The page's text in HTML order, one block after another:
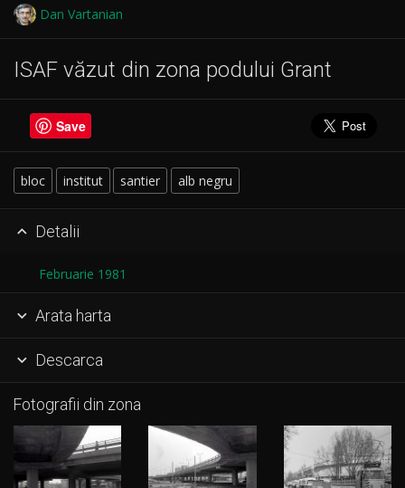
Dan Vartanian
ISAF văzut din zona podului Grant
Save
bloc institut santier alb negru
 Detalii
Februarie 1981
 Arata harta
 Descarca
Fotografii din zona